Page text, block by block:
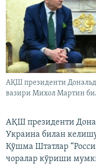
АҚШ президенти
вазири Михол Мартин
АҚШ президенти
Украина билан
Қўшма Штатлар
чоралар кўриши